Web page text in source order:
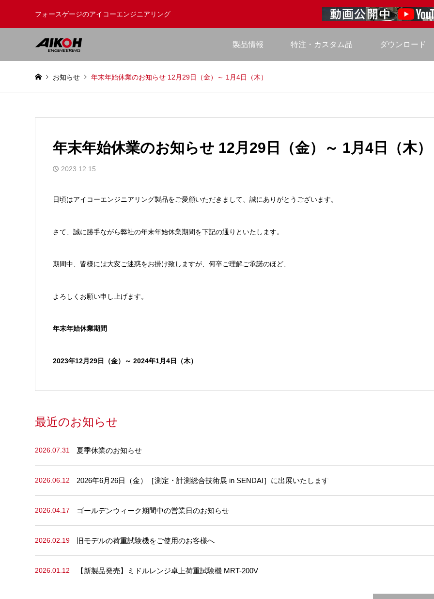
フォースゲージのアイコーエンジニアリング
製品情報 特注・カスタム品 ダウンロード
お知らせ 年末年始休業のお知らせ 12月29日（金）～ 1月4日（木）
年末年始休業のお知らせ 12月29日（金）～ 1月4日（木）
2023.12.15
日頃はアイコーエンジニアリング製品をご愛顧いただきまして、誠にありがとうございます。
さて、誠に勝手ながら弊社の年末年始休業期間を下記の通りといたします。
期間中、皆様には大変ご迷惑をお掛け致しますが、何卒ご理解ご承諾のほど、
よろしくお願い申し上げます。
年末年始休業期間
2023年12月29日（金）～ 2024年1月4日（木）
最近のお知らせ
2026.07.31 夏季休業のお知らせ
2026.06.12 2026年6月26日（金）［測定・計測総合技術展 in SENDAI］に出展いたします
2026.04.17 ゴールデンウィーク期間中の営業日のお知らせ
2026.02.19 旧モデルの荷重試験機をご使用のお客様へ
2026.01.12 【新製品発売】ミドルレンジ卓上荷重試験機 MRT-200V